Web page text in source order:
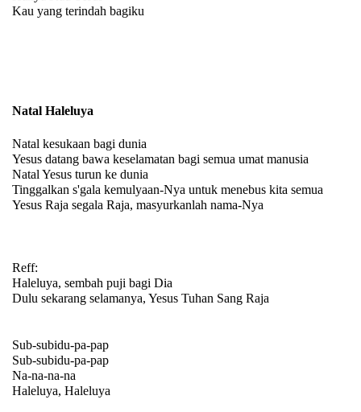
Kau yang terindah bagiku
Natal Haleluya
Natal kesukaan bagi dunia
Yesus datang bawa keselamatan bagi semua umat manusia
Natal Yesus turun ke dunia
Tinggalkan s'gala kemulyaan-Nya untuk menebus kita semua
Yesus Raja segala Raja, masyurkanlah nama-Nya
Reff:
Haleluya, sembah puji bagi Dia
Dulu sekarang selamanya, Yesus Tuhan Sang Raja
Sub-subidu-pa-pap
Sub-subidu-pa-pap
Na-na-na-na
Haleluya, Haleluya